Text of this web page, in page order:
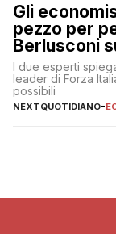
Gli
pezzo per
Berlusconi
I due esperti
leader di Forza
possibili
NEXTQUOTIDIANO-